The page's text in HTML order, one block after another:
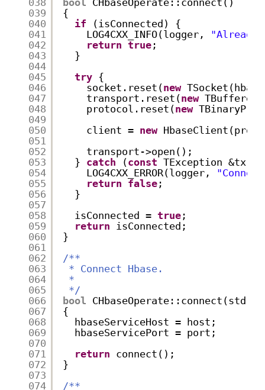
038
039
040
041
042
043
044
045
046
047
048
049
050
051
052
053
054
055
056
057
058
059
060
061
062
063
064
065
066
067
068
069
070
071
072
073
074
bool CHbaseOperate::connect()
{
if
(isConnected) {
LOG4CXX_INFO(logger, "Already
return true ;
}
try {
socket.reset(new
transport.reset(new
protocol.reset(new
client = new
transport->open();
} catch (const TException &tx) {
LOG4CXX_ERROR(logger,
return false ;
}
isConnected = true ;
return isConnected;
}
/**
* Connect Hbase.
*
*/
bool
{
hbaseServiceHost = host;
hbaseServicePort = port;
return connect();
}
/**